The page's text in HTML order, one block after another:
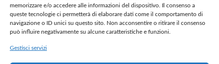
memorizzare e/o accedere alle informazioni del dispositivo. Il consenso a
queste tecnologie ci permetterà di elaborare dati come il comportamento di
navigazione o ID unici su questo sito. Non acconsentire o ritirare il consenso
può influire negativamente su alcune caratteristiche e funzioni.
Gestisci servizi
COCCINELLE €
380,00
COCCINELLE €
260,00